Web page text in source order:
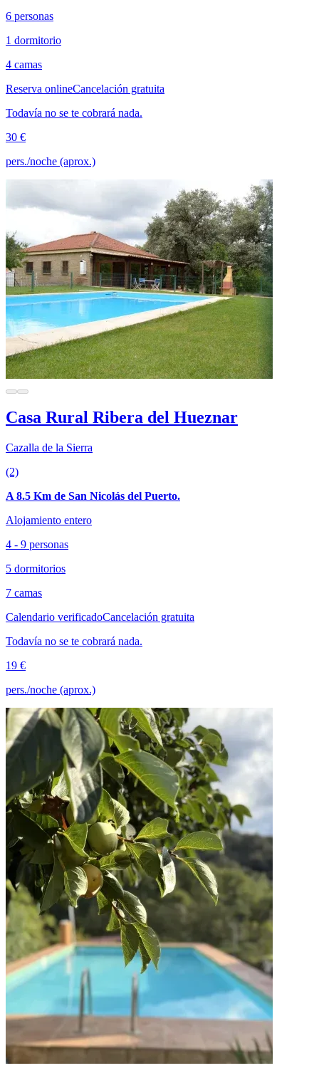
6 personas
1 dormitorio
4 camas
Reserva onlineCancelación gratuita
Todavía no se te cobrará nada.
30 €
pers./noche (aprox.)
Casa Rural Ribera del Hueznar
Cazalla de la Sierra
(2)
A 8.5 Km de San Nicolás del Puerto.
Alojamiento entero
4 - 9 personas
5 dormitorios
7 camas
Calendario verificadoCancelación gratuita
Todavía no se te cobrará nada.
19 €
pers./noche (aprox.)